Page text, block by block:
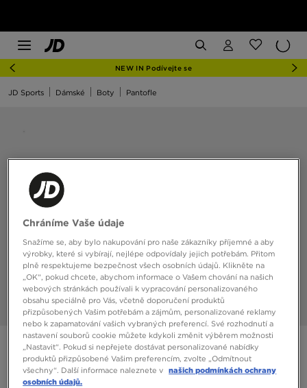
NEW IN Podívejte se
JD Sports Dámské Boty Pantofle
NIKE VICTORI ONE SLIDE
790 Kč
Chráníme Vaše údaje
Snažíme se, aby bylo nakupování pro naše zákazníky příjemné a aby
výrobky, které si vybírají, nejlépe odpovídaly jejich potřebám. Přitom
plně respektujeme bezpečnost všech osobních údajů. Klikněte na
„OK“, pokud chcete, abychom informace o Vašem chování na našich
webových stránkách používali k vypracování personalizovaného
obsahu speciálně pro Vás, včetně doporučení produktů
přizpůsobených Vašim potřebám a zájmům, personalizované reklamy
nebo k zapamatování vašich vybraných preferencí. Své rozhodnutí a
nastavení souborů cookie můžete kdykoli změnit výběrem možnosti
„Nastavit“. Pokud si nepřejete dostávat personalizované nabídky
produktů přizpůsobené Vašim preferencím, zvolte „Odmítnout
všechny“. Další informace naleznete v našich podmínkách ochrany
osobních údajů.